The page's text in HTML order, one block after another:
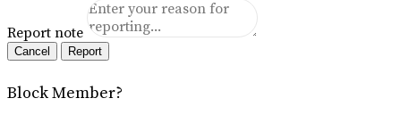
Report note
Report
Block Member?